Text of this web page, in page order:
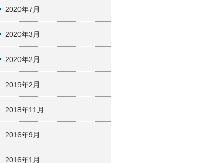
2020年7月
2020年3月
2020年2月
2019年2月
2018年11月
2016年9月
2016年1月